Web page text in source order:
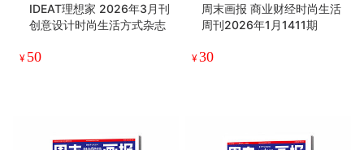
IDEAT理想家 2026年3月刊
创意设计时尚生活方式杂志
¥ 50
周末画报 商业财经时尚生活
周刊2026年1月1411期
¥30